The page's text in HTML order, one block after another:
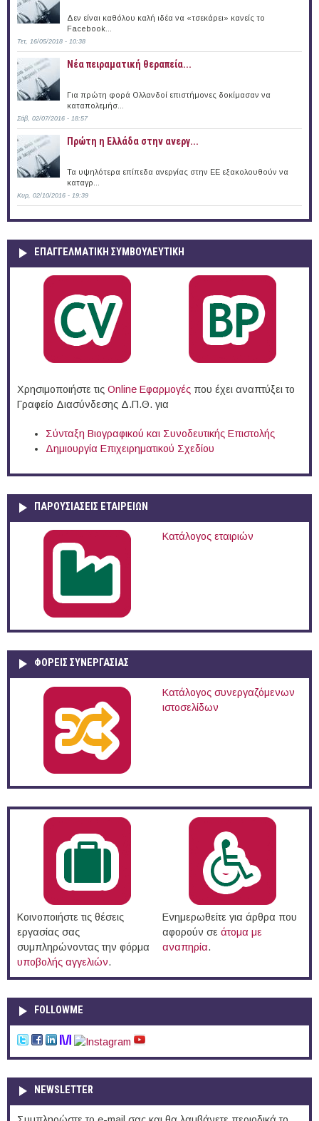
Δεν είναι καθόλου καλή ιδέα να «τσεκάρει» κανείς το
Facebook...
Τετ, 16/05/2018 - 10:38
Νέα πειραματική θεραπεία...
Για πρώτη φορά Ολλανδοί επιστήμονες δοκίμασαν να
καταπολεμήσ...
Σάβ, 02/07/2016 - 18:57
Πρώτη η Ελλάδα στην ανεργ...
Τα υψηλότερα επίπεδα ανεργίας στην ΕΕ εξακολουθούν να
καταγρ...
Κυρ, 02/10/2016 - 19:39
ΕΠΑΓΓΕΛΜΑΤΙΚΉ ΣΥΜΒΟΥΛΕΥΤΙΚΉ
Χρησιμοποιήστε τις Online Eφαρμογές που έχει αναπτύξει το
Γραφείο Διασύνδεσης Δ.Π.Θ. για
Σύνταξη Βιογραφικού και Συνοδευτικής Επιστολής
Δημιουργία Επιχειρηματικού Σχεδίου
ΠΑΡΟΥΣΙΆΣΕΙΣ ΕΤΑΙΡΕΙΏΝ
Κατάλογος εταιριών
ΦΟΡΕΙΣ ΣΥΝΕΡΓΑΣΙΑΣ
Κατάλογος συνεργαζόμενων
ιστοσελίδων
Κοινοποιήστε τις θέσεις
εργασίας σας
συμπληρώνοντας την φόρμα
υποβολής αγγελιών.
Ενημερωθείτε για άρθρα που
αφορούν σε άτομα με
αναπηρία.
FOLLOWME
NEWSLETTER